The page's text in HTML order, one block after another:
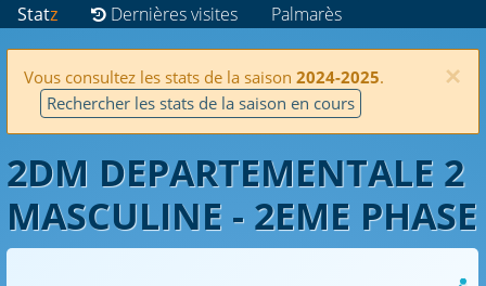
Statz Dernières visites Palmarès
×
Vous consultez les stats de la saison 2024-2025.
Rechercher les stats de la saison en cours
2DM DEPARTEMENTALE 2
MASCULINE - 2EME PHASE